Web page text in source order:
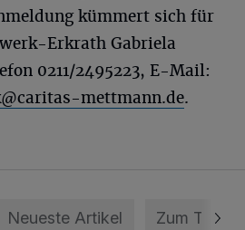
kümmert sich für
Erkrath Gabriela
0211/2495223, E-Mail:
mettmann.de.
Neueste Artikel Zum Thema